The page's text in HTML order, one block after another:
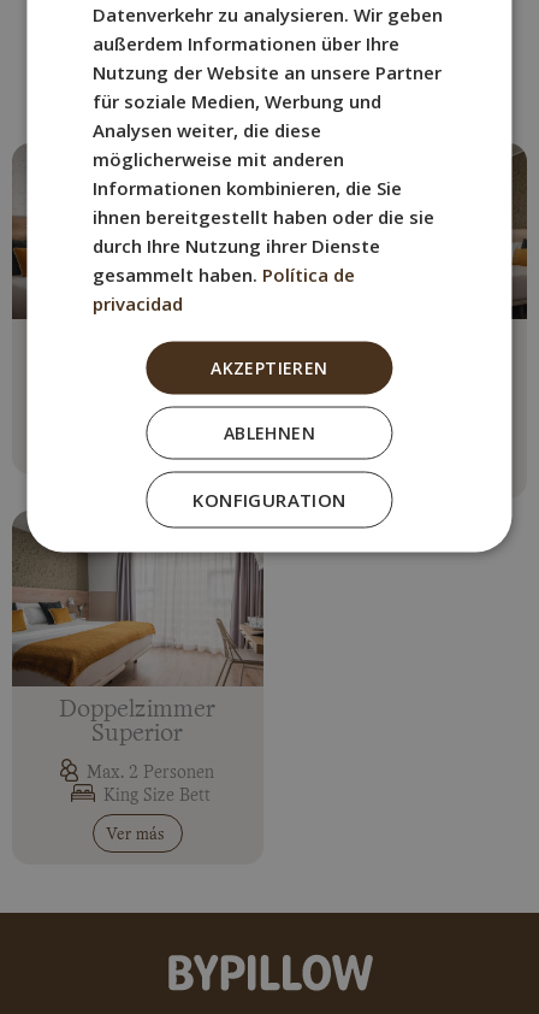
Wählen Sie das BYPILLOW-
Zimmer,
das am besten zu Ihnen passt.
Doppelzimmer
Max. 2 Personen
1 Doppelbett (150cm)
Ver más
Doppelzimmer mit
Terrasse
Max. 2 Personen
1 Doppelbett (150cm)
Ver más
Doppelzimmer
Superior
Max. 2 Personen
King Size Bett
Ver más
GERMAN
Datenverkehr zu analysieren. Wir geben
außerdem Informationen über Ihre
Nutzung der Website an unsere Partner
für soziale Medien, Werbung und
Analysen weiter, die diese
möglicherweise mit anderen
Informationen kombinieren, die Sie
ihnen bereitgestellt haben oder die sie
durch Ihre Nutzung ihrer Dienste
gesammelt haben. Política de
privacidad
AKZEPTIEREN
ABLEHNEN
KONFIGURATION